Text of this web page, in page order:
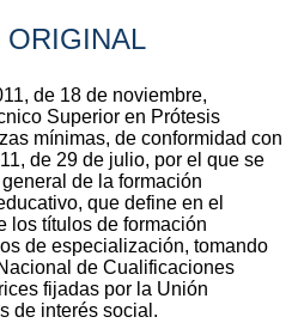
de 18 de noviembre,
Superior en Prótesis
mínimas, de conformidad con
de 29 de julio, por el que se
de la formación
que define en el
los títulos de formación
de especialización, tomando
de Cualificaciones
fijadas por la Unión
de interés social.